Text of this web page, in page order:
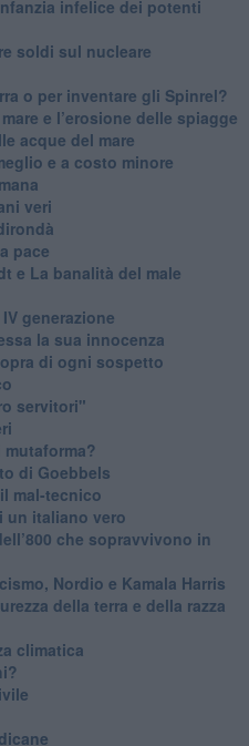
infelice dei potenti
soldi sul nucleare
o per inventare gli Spinrel?
e l’erosione delle spiagge
acque del mare
e a costo minore
veri
pace
e La banalità del male
generazione
la sua innocenza
di ogni sospetto
servitori"
di Goebbels
mal-tecnico
un italiano vero
che sopravvivono in
Nordio e Kamala Harris
della terra e della razza
climatica